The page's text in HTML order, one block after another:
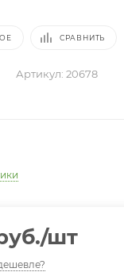
СРАВНИТЬ
Артикул: 20678
/шт